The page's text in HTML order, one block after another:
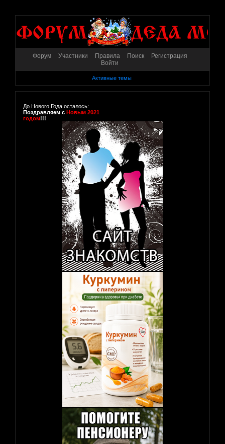
Форум Участники Правила Поиск
Регистрация
Войти
Активные темы
До Нового Года осталось:
Поздравляем с Новым 2021
годом!!!